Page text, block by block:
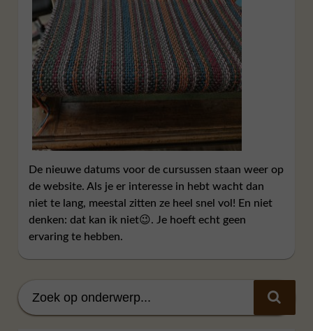
De nieuwe datums voor de cursussen staan weer op
de website. Als je er interesse in hebt wacht dan
niet te lang, meestal zitten ze heel snel vol! En niet
denken: dat kan ik niet😉. Je hoeft echt geen
ervaring te hebben.